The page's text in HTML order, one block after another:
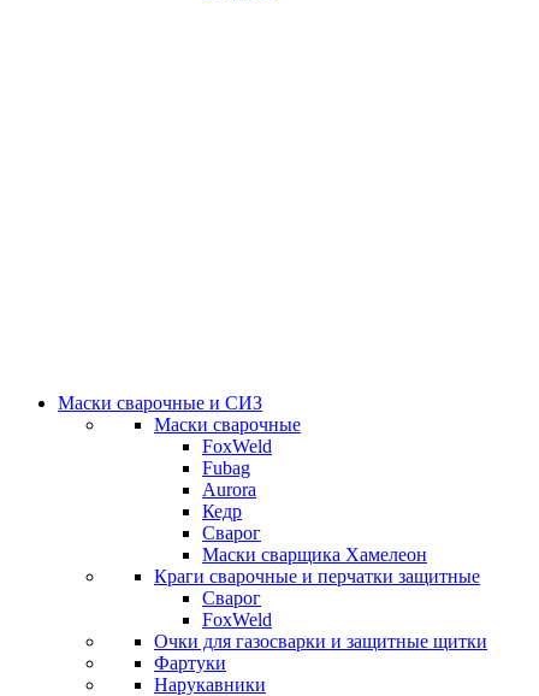
Маски сварочные и СИЗ
Маски сварочные
FoxWeld
Fubag
Aurora
Кедр
Сварог
Маски сварщика Хамелеон
Краги сварочные и перчатки защитные
Сварог
FoxWeld
Очки для газосварки и защитные щитки
Фартуки
Нарукавники